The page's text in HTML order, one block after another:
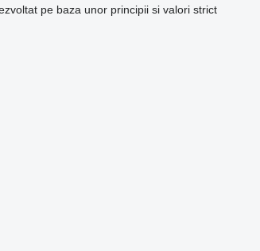
pe baza unor principii si valori strict